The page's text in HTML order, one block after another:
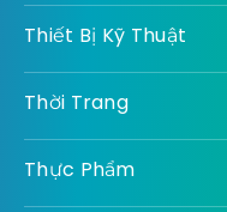
Thiết Bị Kỹ Thuật
Thời Trang
Thực Phẩm